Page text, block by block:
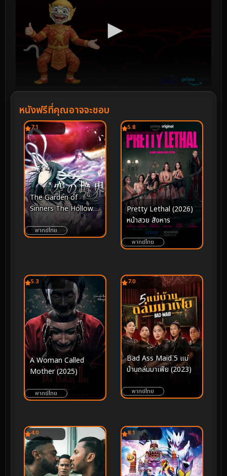
หนังฟรีที่คุณอาจจะชอบ
7.1
The Garden of
Sinners The Hollow
Shrine (2008)
พากย์ไทย
5.8
Pretty Lethal (2026)
หน้าสวย สังหาร
พากย์ไทย
5.3
A Woman Called
Mother (2025)
พากย์ไทย
7.0
Bad Ass Maid 5 แม่
บ้านถล่มมาเฟีย (2023)
พากย์ไทย
4.0 8.1